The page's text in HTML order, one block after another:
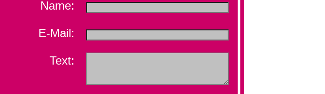
Name:
E-Mail:
Text: